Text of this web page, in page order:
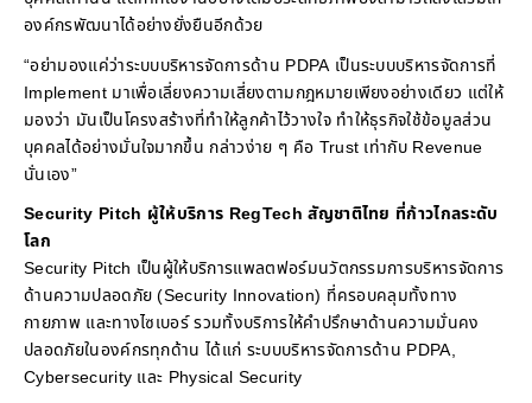
องค์กรพัฒนาได้อย่างยั่งยืนอีกด้วย
“อย่ามองแค่ว่าระบบบริหารจัดการด้าน PDPA เป็นระบบบริหารจัดการที่
Implement มาเพื่อเลี่ยงความเสี่ยงตามกฎหมายเพียงอย่างเดียว แต่ให้
มองว่า มันเป็นโครงสร้างที่ทำให้ลูกค้าไว้วางใจ ทำให้ธุรกิจใช้ข้อมูลส่วน
บุคคลได้อย่างมั่นใจมากขึ้น กล่าวง่าย ๆ คือ Trust เท่ากับ Revenue
นั่นเอง”
Security Pitch ผู้ให้บริการ RegTech สัญชาติไทย ที่ก้าวไกลระดับ
โลก
Security Pitch เป็นผู้ให้บริการแพลตฟอร์มนวัตกรรมการบริหารจัดการ
ด้านความปลอดภัย (Security Innovation) ที่ครอบคลุมทั้งทาง
กายภาพ และทางไซเบอร์ รวมทั้งบริการให้คำปรึกษาด้านความมั่นคง
ปลอดภัยในองค์กรทุกด้าน ได้แก่ ระบบบริหารจัดการด้าน PDPA,
Cybersecurity และ Physical Security